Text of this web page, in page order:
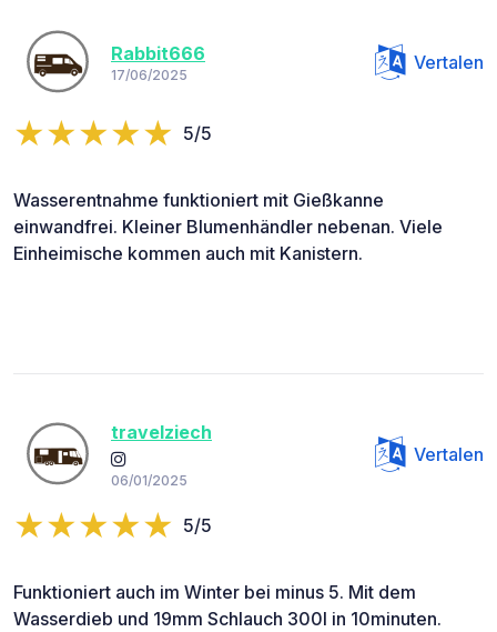
Rabbit666
17/06/2025
Vertalen
5/5
Wasserentnahme funktioniert mit Gießkanne
einwandfrei. Kleiner Blumenhändler nebenan. Viele
Einheimische kommen auch mit Kanistern.
travelziech
06/01/2025
Vertalen
5/5
Funktioniert auch im Winter bei minus 5. Mit dem
Wasserdieb und 19mm Schlauch 300l in 10minuten.